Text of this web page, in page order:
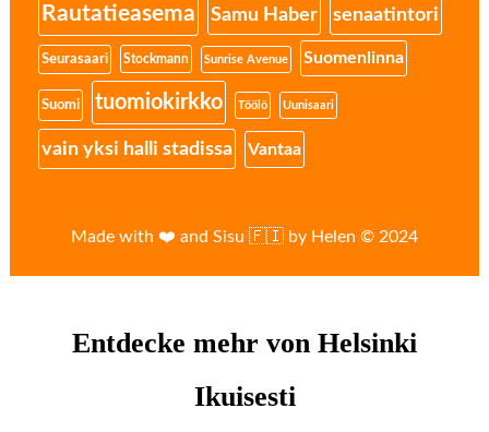
Rautatieasema Samu Haber senaatintori
Seurasaari Stockmann Sunrise Avenue Suomenlinna
Suomi tuomiokirkko Töölö Uunisaari
vain yksi halli stadissa Vantaa
Made with ❤️ and Sisu 🇫🇮 by Helen © 2024
Entdecke mehr von Helsinki
Ikuisesti